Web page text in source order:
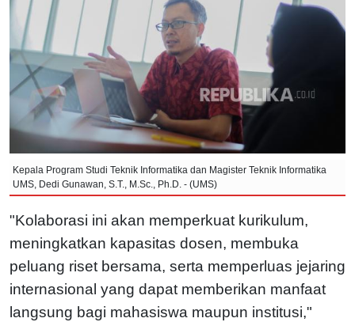
Kepala Program Studi Teknik Informatika dan Magister Teknik Informatika
UMS, Dedi Gunawan, S.T., M.Sc., Ph.D. - (UMS)
"Kolaborasi ini akan memperkuat kurikulum,
meningkatkan kapasitas dosen, membuka
peluang riset bersama, serta memperluas jejaring
internasional yang dapat memberikan manfaat
langsung bagi mahasiswa maupun institusi,"